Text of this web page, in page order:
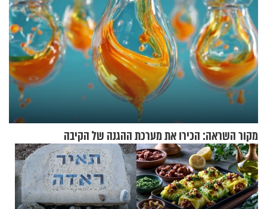
מקור השראה: הכירו את מערכת ההגנה של הקיבה